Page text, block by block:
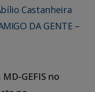
Castanheira
DA GENTE –
GEFIS no